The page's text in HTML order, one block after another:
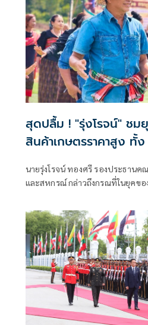
สุดปลื้ม ! "รุ่งโรจน์" ชมยุค "อนุทิน" ดัน
สินค้าเกษตรราคาสูง ทั้
ธรรม พร้อมเดินหน้าล
นายรุ่งโรจน์ ทองศรี รองประธานค
และสหกรณ์ กล่าวถึงกรณที่ในยุคขอ
ว่า ในยุคของของท่านอนุทินเป็นนา